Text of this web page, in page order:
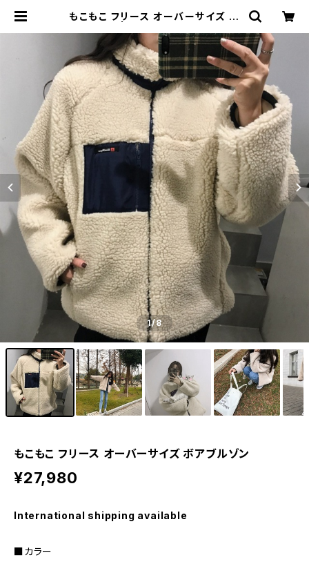
もこもこ フリース オーバーサイズ ボ
い！全品送料無料です♪
1/8
もこもこ フリース オーバーサイズ ボアブルゾン
¥27,980
International shipping available
■カラー